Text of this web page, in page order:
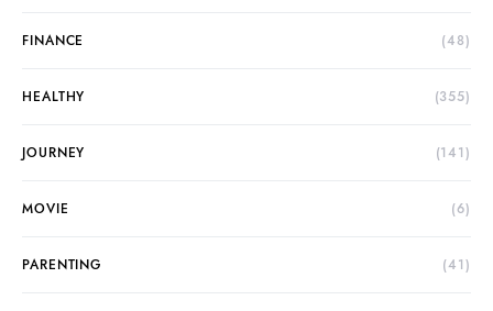
FINANCE (48)
HEALTHY (355)
JOURNEY (141)
MOVIE (6)
PARENTING (41)